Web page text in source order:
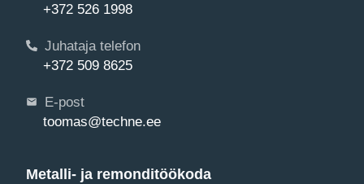
+372 526 1998
Juhataja telefon
+372 509 8625
E-post
toomas@techne.ee
Metalli- ja remonditöökoda